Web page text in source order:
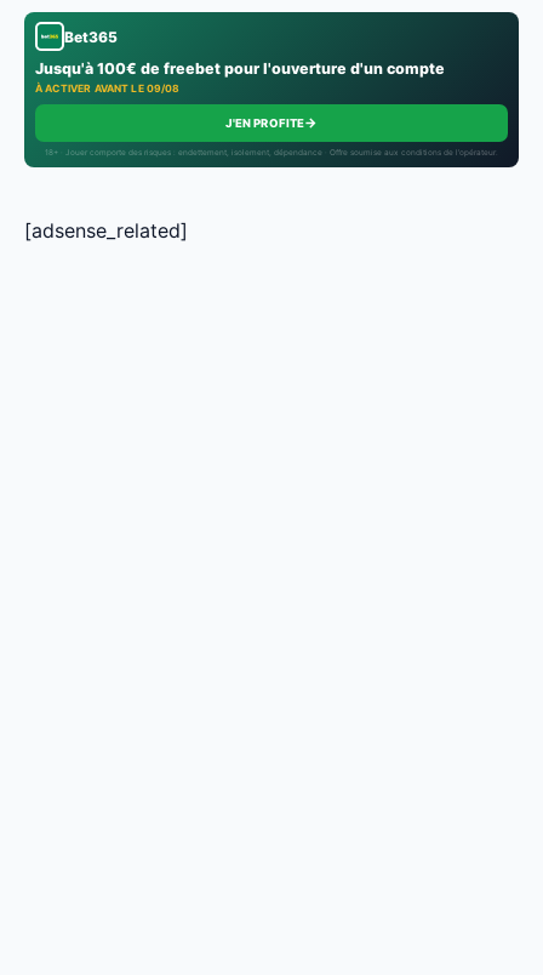
Bet365
Jusqu'à 100€ de freebet pour l'ouverture d'un compte
À ACTIVER AVANT LE 09/08
J'EN PROFITE→
18+ · Jouer comporte des risques : endettement, isolement, dépendance · Offre soumise aux conditions de l’opérateur.
[adsense_related]